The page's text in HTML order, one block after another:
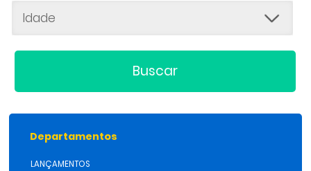
Departamentos
LANÇAMENTOS